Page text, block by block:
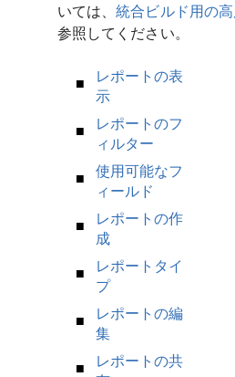
いては、統合ビルド用の
参照してください。
レポートの表
示
レポートのフ
ィルター
使用可能なフ
ィールド
レポートの作
成
レポートタイ
プ
レポートの編
集
レポートの共